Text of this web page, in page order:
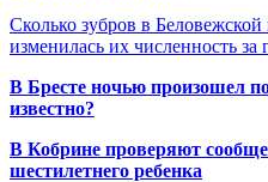
Сколько зубров в
изменилась их численность за
В Бресте ночью произошел
известно?
В Кобрине проверяют
шестилетнего ребенка